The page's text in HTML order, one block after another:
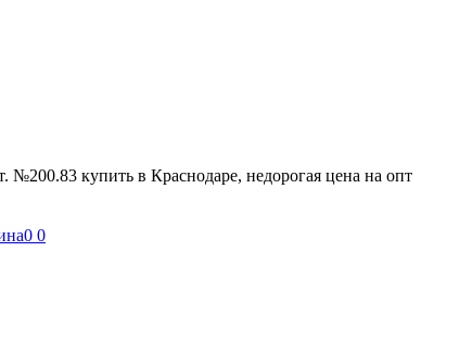
купить в Краснодаре, недорогая цена на опт
0 0